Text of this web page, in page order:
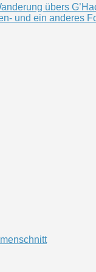
übers
und ein anderes